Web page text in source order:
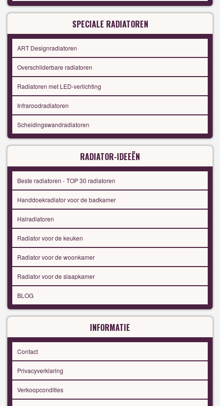
SPECIALE RADIATOREN
ART Designradiatoren
Overschilderbare radiatoren
Radiatoren met LED-verlichting
Infraroodradiatoren
Scheidingswandradiatoren
RADIATOR-IDEEËN
Beste radiatoren - TOP 30 radiatoren
Handdoekradiator voor de badkamer
Halradiatoren
Radiator voor de keuken
Radiator voor de woonkamer
Radiator voor de slaapkamer
BLOG
INFORMATIE
Contact
Privacyverklaring
Verkoopcondities